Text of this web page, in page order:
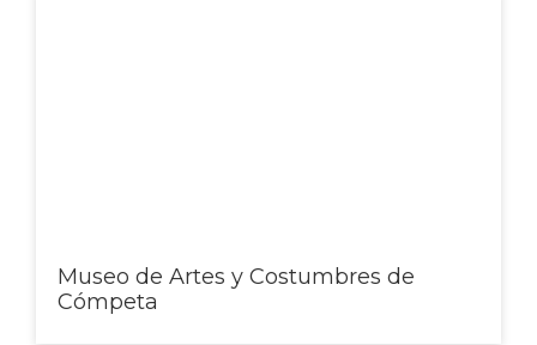
Museo de Artes y Costumbres de
Cómpeta